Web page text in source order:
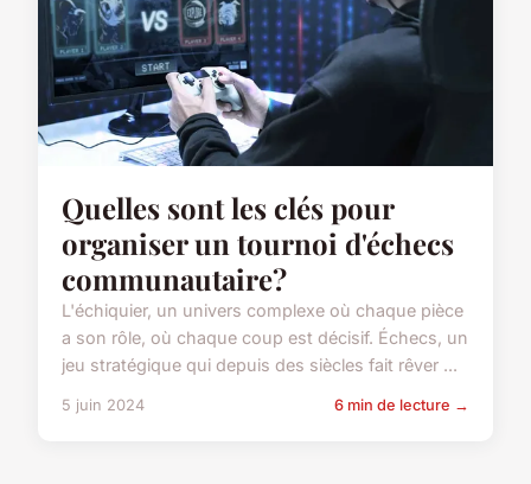
Quelles sont les clés pour
organiser un tournoi d'échecs
communautaire?
L'échiquier, un univers complexe où chaque pièce
a son rôle, où chaque coup est décisif. Échecs, un
jeu stratégique qui depuis des siècles fait rêver ...
5 juin 2024 6 min de lecture →